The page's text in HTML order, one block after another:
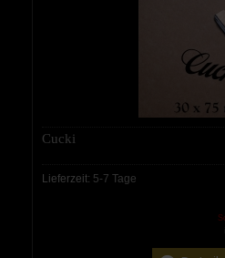
Cucki
Lieferzeit: 5-7 Tage